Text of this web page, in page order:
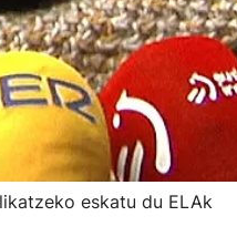
eskatu du ELAk